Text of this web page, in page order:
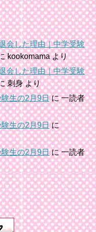
会した理由｜中学受験
kookomamaより
会した理由｜中学受験
刺身より
生の2月9日に一読者
生の2月9日に
生の2月9日に一読者